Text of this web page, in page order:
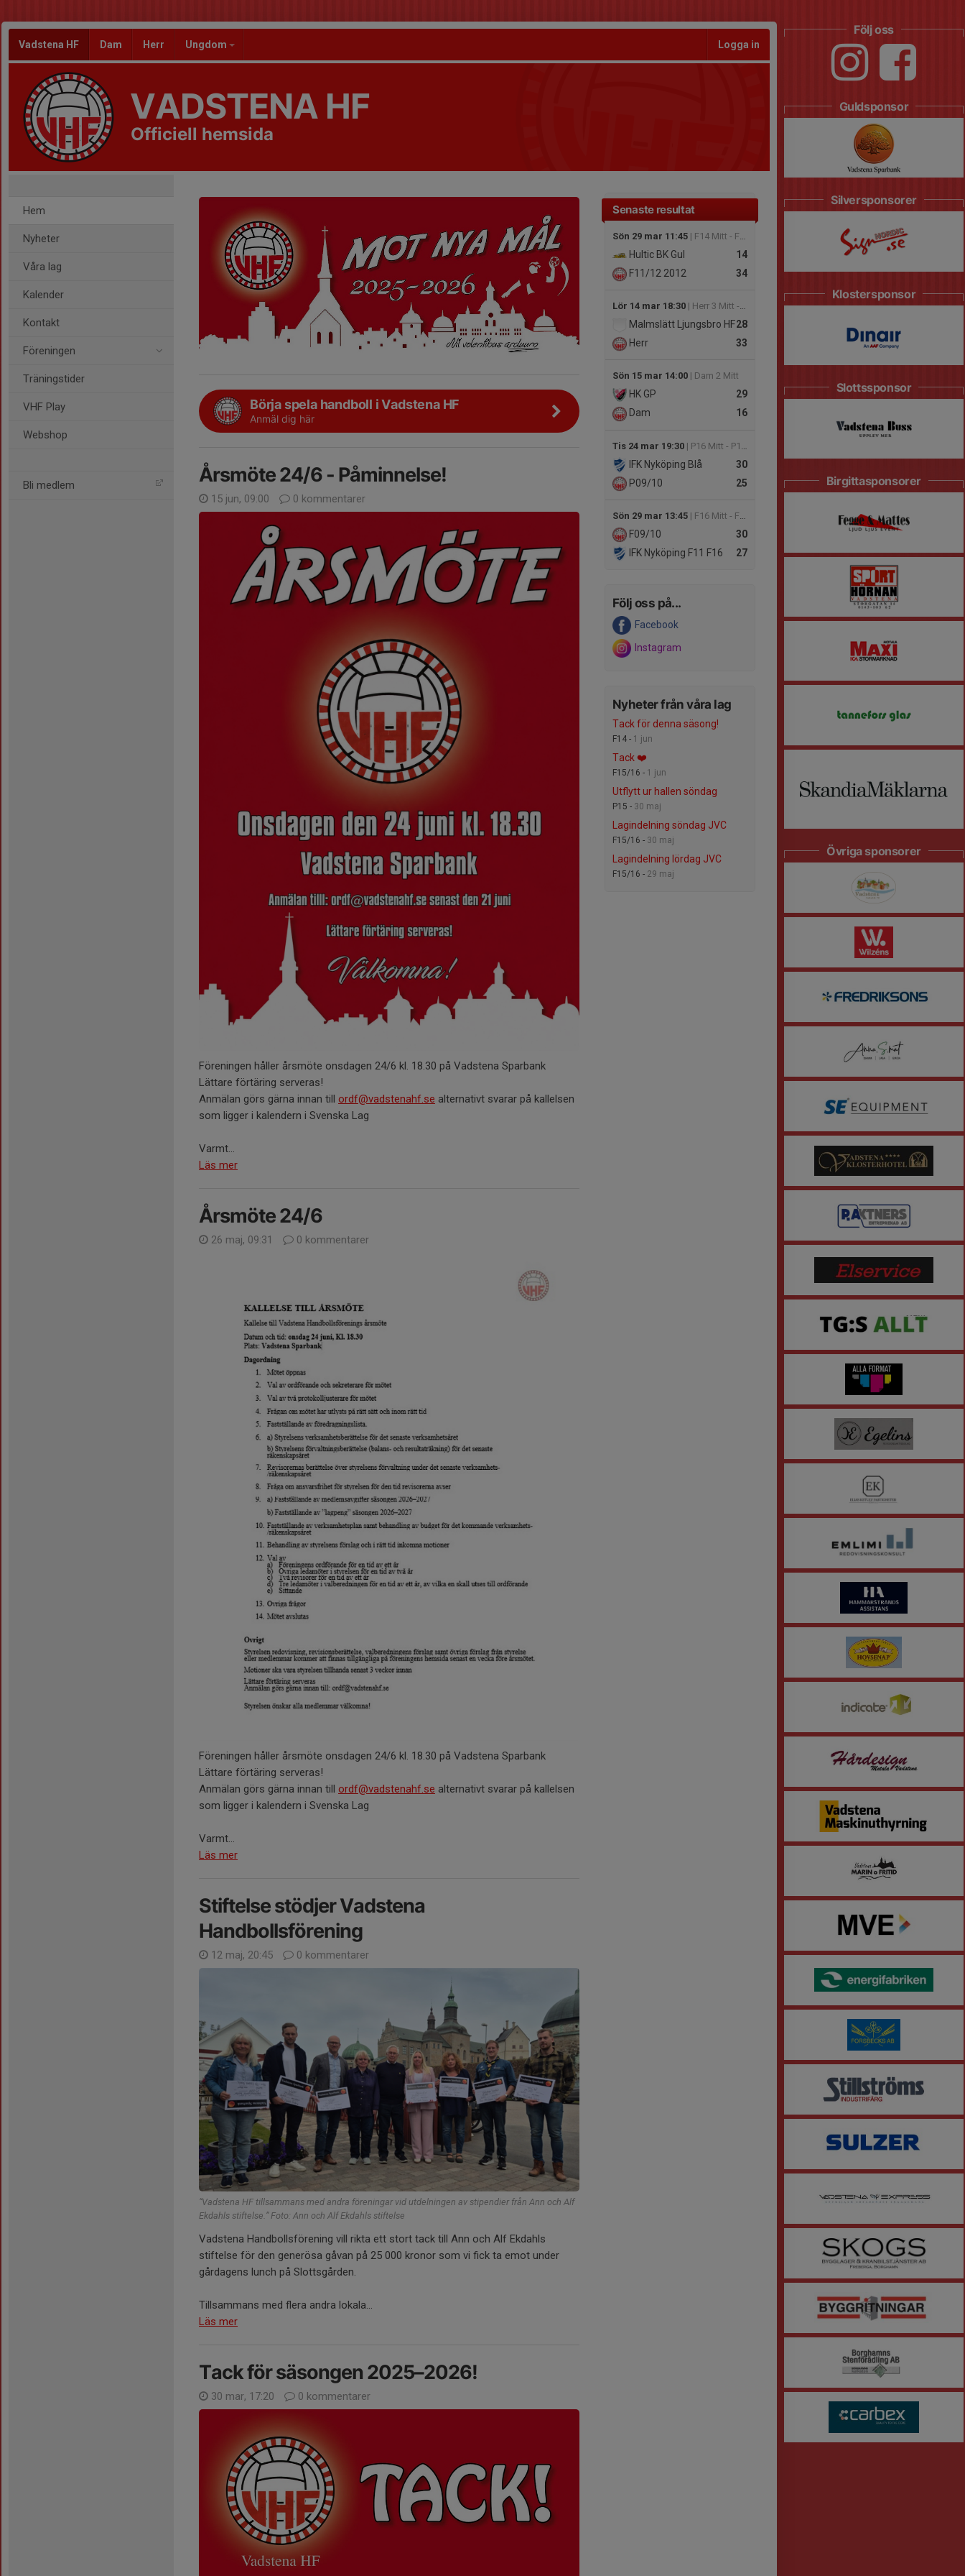
Vadstena HF Dam Herr Ungdom Logga in
VADSTENA HF
Officiell hemsida
Hem
Nyheter
Våra lag
Kalender
Kontakt
Föreningen
Träningstider
VHF Play
Webshop
Bli medlem
Senaste resultat
Sön 29 mar 11:45 | F14 Mitt - F14 Nivå 2 Södra Mitt
14
Hultic BK Gul
34
F11/12 2012
Lör 14 mar 18:30 | Herr 3 Mitt - Herr 3 Mitt Södra
28
Malmslätt Ljungsbro HF
33
Herr
Sön 15 mar 14:00 | Dam 2 Mitt
29
HK GP
16
Dam
Tis 24 mar 19:30 | P16 Mitt - P16-UTV Södra Mitt
30
IFK Nyköping Blå
25
P09/10
Sön 29 mar 13:45 | F16 Mitt - F16-UTV Södra Mitt
30
F09/10
27
IFK Nyköping F11 F16
Följ oss på...
Facebook
Instagram
Nyheter från våra lag
Tack för denna säsong!
F14 - 1 jun
Tack ❤️
F15/16 - 1 jun
Utflytt ur hallen söndag
P15 - 30 maj
Lagindelning söndag JVC
F15/16 - 30 maj
Lagindelning lördag JVC
F15/16 - 29 maj
Börja spela handboll i Vadstena HF
Anmäl dig här
Årsmöte 24/6 - Påminnelse!
15 jun, 09:00 0 kommentarer
Föreningen håller årsmöte onsdagen 24/6 kl. 18.30 på Vadstena Sparbank
Lättare förtäring serveras!
Anmälan görs gärna innan till ordf@vadstenahf.se alternativt svarar på kallelsen
som ligger i kalendern i Svenska Lag
Varmt...
Läs mer
Årsmöte 24/6
26 maj, 09:31 0 kommentarer
Föreningen håller årsmöte onsdagen 24/6 kl. 18.30 på Vadstena Sparbank
Lättare förtäring serveras!
Anmälan görs gärna innan till ordf@vadstenahf.se alternativt svarar på kallelsen
som ligger i kalendern i Svenska Lag
Varmt...
Läs mer
Stiftelse stödjer Vadstena
Handbollsförening
12 maj, 20:45 0 kommentarer
“Vadstena HF tillsammans med andra föreningar vid utdelningen av stipendier från Ann och Alf
Ekdahls stiftelse.” Foto: Ann och Alf Ekdahls stiftelse
Vadstena Handbollsförening vill rikta ett stort tack till Ann och Alf Ekdahls
stiftelse för den generösa gåvan på 25 000 kronor som vi fick ta emot under
gårdagens lunch på Slottsgården.
Tillsammans med flera andra lokala...
Läs mer
Tack för säsongen 2025–2026!
30 mar, 17:20 0 kommentarer
Följ oss
Guldsponsor
Silversponsorer
Klostersponsor
Slottssponsor
Birgittasponsorer
Övriga sponsorer